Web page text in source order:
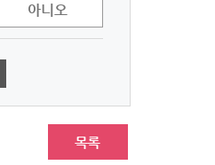
아니오
목록